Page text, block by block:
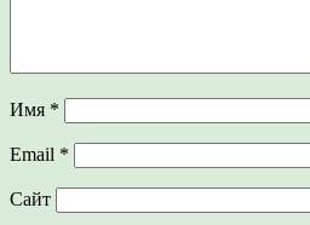
Имя *
Email *
Сайт